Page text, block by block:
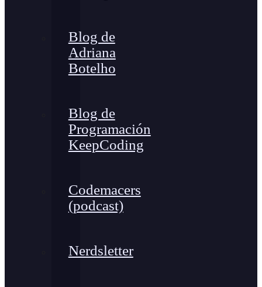
Blog de
Adriana
Botelho
Blog de
Programación
KeepCoding
Codemacers
(podcast)
Nerdsletter